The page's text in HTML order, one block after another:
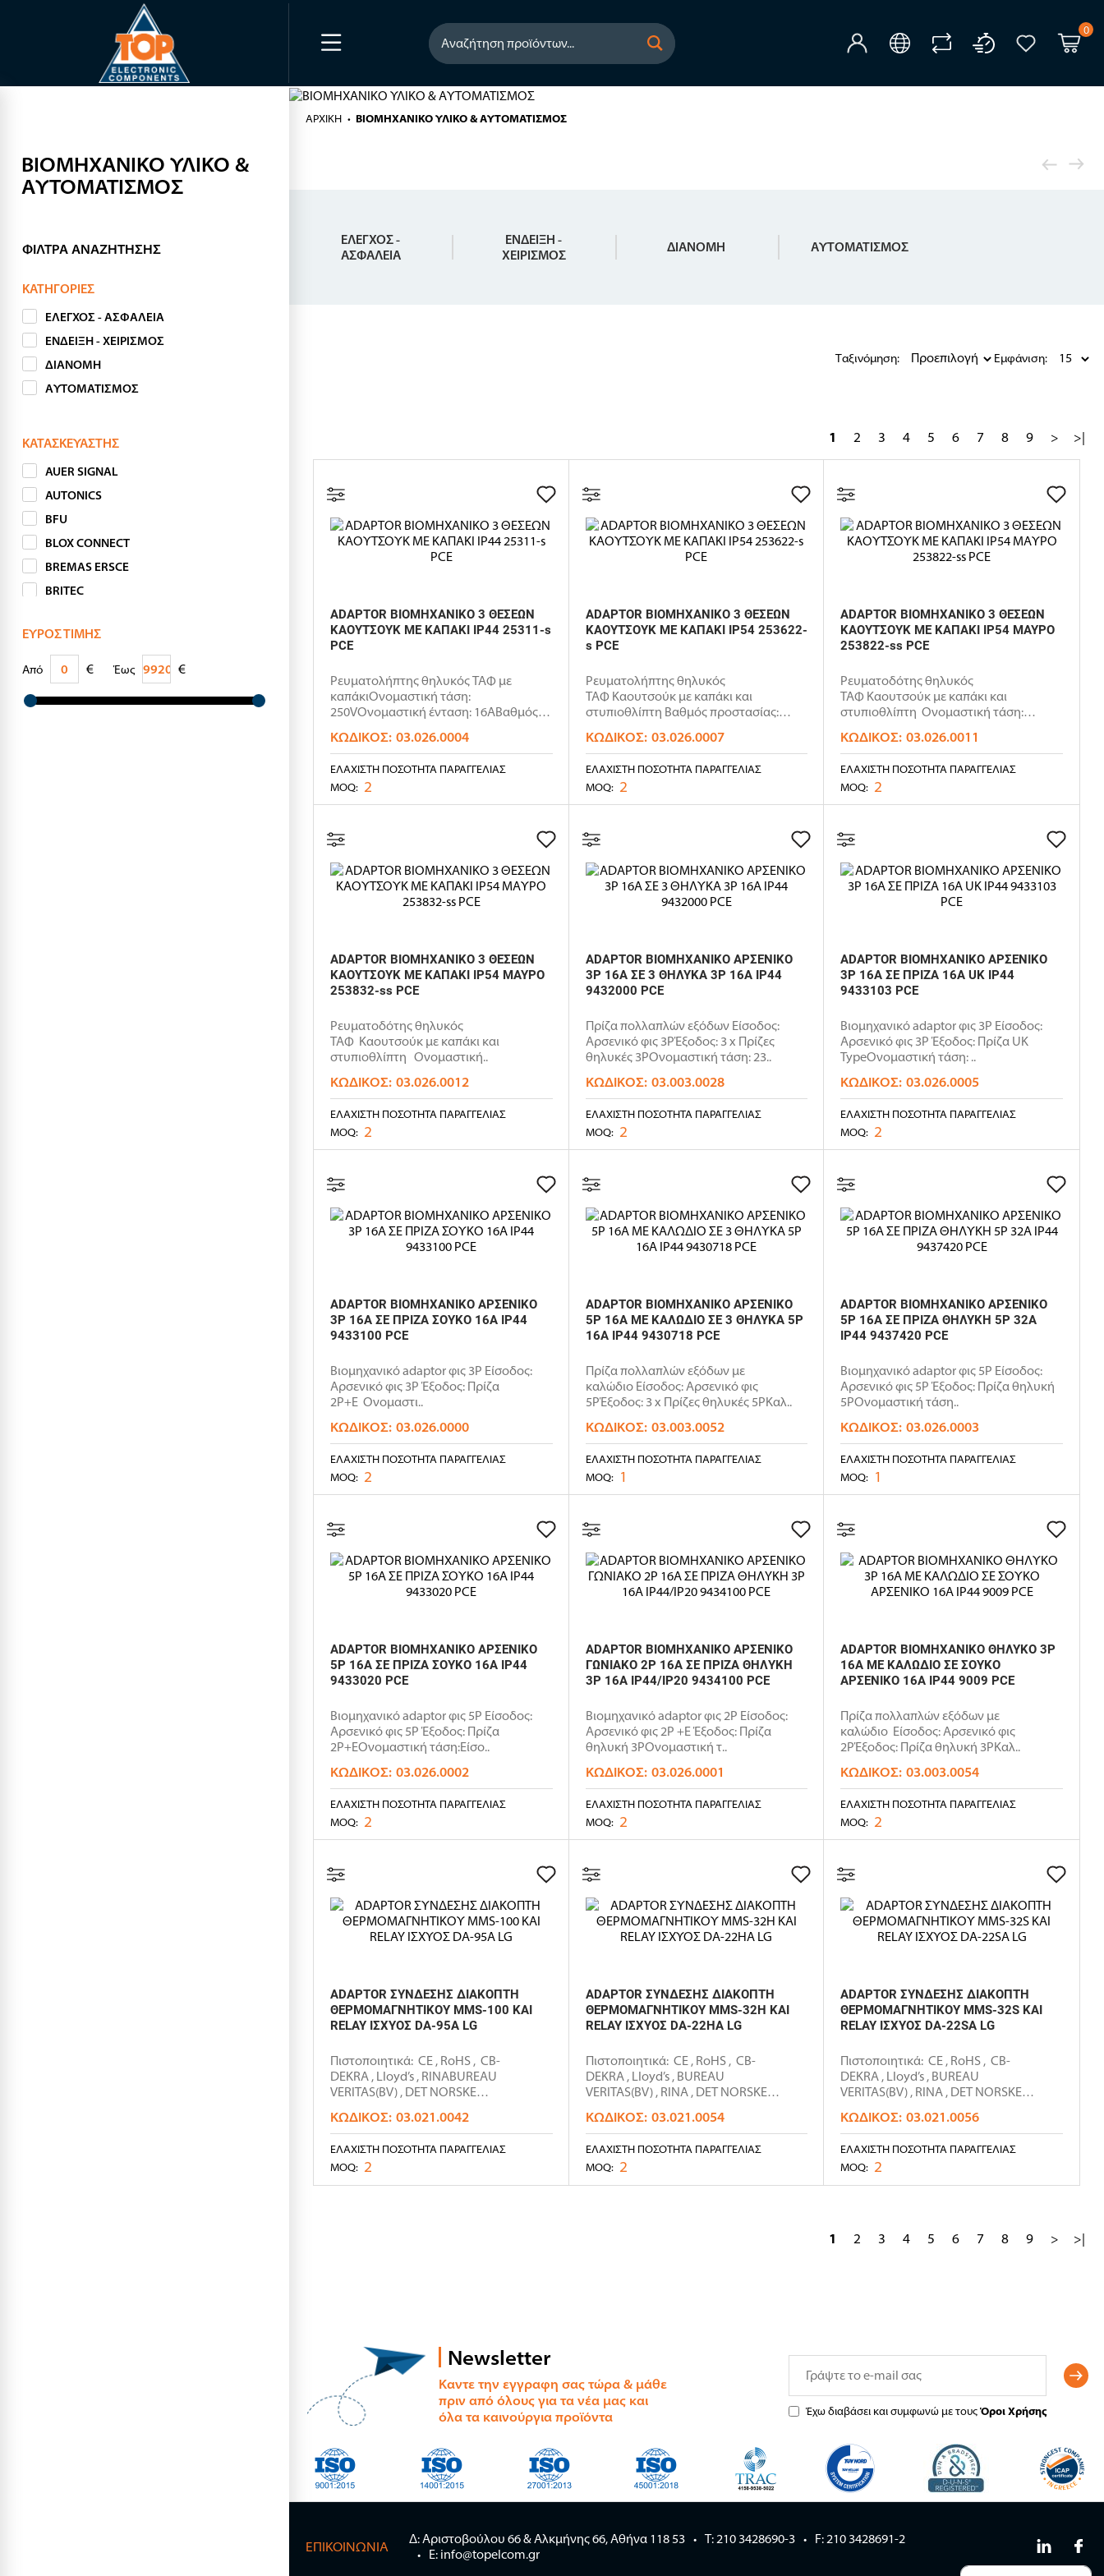
Αναζήτηση προϊόντων...
0
ΑΡΧΙΚΉ ΒΙΟΜΗΧΑΝΙΚΟ ΥΛΙΚΟ & ΑΥΤΟΜΑΤΙΣΜΟΣ
ΕΛΕΓΧΟΣ -
ΑΣΦΑΛΕΙΑ
ΕΝΔΕΙΞΗ -
ΧΕΙΡΙΣΜΟΣ
ΔΙΑΝΟΜΗ ΑΥΤΟΜΑΤΙΣΜΟΣ
ΒΙΟΜΗΧΑΝΙΚΟ ΥΛΙΚΟ &
ΑΥΤΟΜΑΤΙΣΜΟΣ
ΦΊΛΤΡΑ ΑΝΑΖΉΤΗΣΗΣ
ΚΑΤΗΓΟΡΊΕΣ
ΕΛΕΓΧΟΣ - ΑΣΦΑΛΕΙΑ
ΕΝΔΕΙΞΗ - ΧΕΙΡΙΣΜΟΣ
ΔΙΑΝΟΜΗ
ΑΥΤΟΜΑΤΙΣΜΟΣ
ΚΑΤΑΣΚΕΥΑΣΤΉΣ
AUER SIGNAL
AUTONICS
BFU
BLOX CONNECT
BREMAS ERSCE
BRITEC
CRYDOM
CYO
ECE
GEWISS
ΕΎΡΟΣ ΤΙΜΉΣ
Από € Έως €
Ταξινόμηση: Εμφάνιση:
1 2 3 4 5 6 7 8 9 > >|
ADAPTOR ΒΙΟΜΗΧΑΝΙΚΟ 3 ΘΕΣΕΩΝ
ΚΑΟΥΤΣΟΥΚ ΜΕ ΚΑΠΑΚΙ IP44 25311-s
PCE
Ρευματολήπτης θηλυκός ΤΑΦ με
καπάκιΟνομαστική τάση:
250VΟνομαστική ένταση: 16ΑΒαθμός
ΚΩΔΙΚΌΣ: 03.026.0004
ΕΛΆΧΙΣΤΗ ΠΟΣΌΤΗΤΑ ΠΑΡΑΓΓΕΛΊΑΣ
MOQ: 2
ADAPTOR ΒΙΟΜΗΧΑΝΙΚΟ 3 ΘΕΣΕΩΝ
ΚΑΟΥΤΣΟΥΚ ΜΕ ΚΑΠΑΚΙ IP54 253622-
s PCE
Ρευματολήπτης θηλυκός
ΤΑΦ Καουτσούκ με καπάκι και
στυπιοθλίπτη Βαθμός προστασίας:
ΚΩΔΙΚΌΣ: 03.026.0007
ΕΛΆΧΙΣΤΗ ΠΟΣΌΤΗΤΑ ΠΑΡΑΓΓΕΛΊΑΣ
MOQ: 2
ADAPTOR ΒΙΟΜΗΧΑΝΙΚΟ 3 ΘΕΣΕΩΝ
ΚΑΟΥΤΣΟΥΚ ΜΕ ΚΑΠΑΚΙ IP54 ΜΑΥΡΟ
253822-ss PCE
Ρευματοδότης θηλυκός
ΤΑΦ Καουτσούκ με καπάκι και
στυπιοθλίπτη Ονομαστική τάση:
ΚΩΔΙΚΌΣ: 03.026.0011
ΕΛΆΧΙΣΤΗ ΠΟΣΌΤΗΤΑ ΠΑΡΑΓΓΕΛΊΑΣ
MOQ: 2
ADAPTOR ΒΙΟΜΗΧΑΝΙΚΟ 3 ΘΕΣΕΩΝ
ΚΑΟΥΤΣΟΥΚ ΜΕ ΚΑΠΑΚΙ IP54 ΜΑΥΡΟ
253832-ss PCE
Ρευματοδότης θηλυκός
ΤΑΦ Καουτσούκ με καπάκι και
στυπιοθλίπτη Ονομαστική..
ΚΩΔΙΚΌΣ: 03.026.0012
ΕΛΆΧΙΣΤΗ ΠΟΣΌΤΗΤΑ ΠΑΡΑΓΓΕΛΊΑΣ
MOQ: 2
ADAPTOR ΒΙΟΜΗΧΑΝΙΚΟ ΑΡΣΕΝΙΚΟ
3P 16A ΣΕ 3 ΘΗΛΥΚΑ 3P 16A IP44
9432000 PCE
Πρίζα πολλαπλών εξόδων Είσοδος:
Αρσενικό φις 3PΈξοδος: 3 x Πρίζες
θηλυκές 3PΟνομαστική τάση: 23..
ΚΩΔΙΚΌΣ: 03.003.0028
ΕΛΆΧΙΣΤΗ ΠΟΣΌΤΗΤΑ ΠΑΡΑΓΓΕΛΊΑΣ
MOQ: 2
ADAPTOR ΒΙΟΜΗΧΑΝΙΚΟ ΑΡΣΕΝΙΚΟ
3P 16Α ΣΕ ΠΡΙΖΑ 16A UK IP44
9433103 PCE
Βιομηχανικό adaptor φις 3P Είσοδος:
Αρσενικό φις 3P Έξοδος: Πρίζα UK
TypeΟνομαστική τάση: ..
ΚΩΔΙΚΌΣ: 03.026.0005
ΕΛΆΧΙΣΤΗ ΠΟΣΌΤΗΤΑ ΠΑΡΑΓΓΕΛΊΑΣ
MOQ: 2
ADAPTOR ΒΙΟΜΗΧΑΝΙΚΟ ΑΡΣΕΝΙΚΟ
3P 16Α ΣΕ ΠΡΙΖΑ ΣΟΥΚΟ 16A IP44
9433100 PCE
Βιομηχανικό adaptor φις 3P Είσοδος:
Αρσενικό φις 3P Έξοδος: Πρίζα
2P+E Ονομαστι..
ΚΩΔΙΚΌΣ: 03.026.0000
ΕΛΆΧΙΣΤΗ ΠΟΣΌΤΗΤΑ ΠΑΡΑΓΓΕΛΊΑΣ
MOQ: 2
ADAPTOR ΒΙΟΜΗΧΑΝΙΚΟ ΑΡΣΕΝΙΚΟ
5P 16A ΜΕ ΚΑΛΩΔΙΟ ΣΕ 3 ΘΗΛΥΚΑ 5P
16A IP44 9430718 PCE
Πρίζα πολλαπλών εξόδων με
καλώδιο Είσοδος: Αρσενικό φις
5PΈξοδος: 3 x Πρίζες θηλυκές 5PΚαλ..
ΚΩΔΙΚΌΣ: 03.003.0052
ΕΛΆΧΙΣΤΗ ΠΟΣΌΤΗΤΑ ΠΑΡΑΓΓΕΛΊΑΣ
MOQ: 1
ADAPTOR ΒΙΟΜΗΧΑΝΙΚΟ ΑΡΣΕΝΙΚΟ
5P 16Α ΣΕ ΠΡΙΖΑ ΘΗΛΥΚΗ 5P 32Α
IP44 9437420 PCE
Βιομηχανικό adaptor φις 5P Είσοδος:
Αρσενικό φις 5P Έξοδος: Πρίζα θηλυκή
5PΟνομαστική τάση..
ΚΩΔΙΚΌΣ: 03.026.0003
ΕΛΆΧΙΣΤΗ ΠΟΣΌΤΗΤΑ ΠΑΡΑΓΓΕΛΊΑΣ
MOQ: 1
ADAPTOR ΒΙΟΜΗΧΑΝΙΚΟ ΑΡΣΕΝΙΚΟ
5P 16Α ΣΕ ΠΡΙΖΑ ΣΟΥΚΟ 16A IP44
9433020 PCE
Βιομηχανικό adaptor φις 5P Είσοδος:
Αρσενικό φις 5P Έξοδος: Πρίζα
2P+EΟνομαστική τάση:Είσο..
ΚΩΔΙΚΌΣ: 03.026.0002
ΕΛΆΧΙΣΤΗ ΠΟΣΌΤΗΤΑ ΠΑΡΑΓΓΕΛΊΑΣ
MOQ: 2
ADAPTOR ΒΙΟΜΗΧΑΝΙΚΟ ΑΡΣΕΝΙΚΟ
ΓΩΝΙΑΚΟ 2P 16A ΣΕ ΠΡΙΖΑ ΘΗΛYKΗ
3P 16A IP44/IP20 9434100 PCE
Βιομηχανικό adaptor φις 2P Είσοδος:
Αρσενικό φις 2P +E Έξοδος: Πρίζα
θηλυκή 3PΟνομαστική τ..
ΚΩΔΙΚΌΣ: 03.026.0001
ΕΛΆΧΙΣΤΗ ΠΟΣΌΤΗΤΑ ΠΑΡΑΓΓΕΛΊΑΣ
MOQ: 2
ADAPTOR ΒΙΟΜΗΧΑΝΙΚΟ ΘΗΛΥΚΟ 3P
16A ΜΕ ΚΑΛΩΔΙΟ ΣΕ ΣΟΥΚΟ
ΑΡΣΕΝΙΚΟ 16A IP44 9009 PCE
Πρίζα πολλαπλών εξόδων με
καλώδιο Είσοδος: Αρσενικό φις
2PΈξοδος: Πρίζα θηλυκή 3PΚαλ..
ΚΩΔΙΚΌΣ: 03.003.0054
ΕΛΆΧΙΣΤΗ ΠΟΣΌΤΗΤΑ ΠΑΡΑΓΓΕΛΊΑΣ
MOQ: 2
ADAPTOR ΣΥΝΔΕΣΗΣ ΔΙΑΚΟΠΤΗ
ΘΕΡΜΟΜΑΓΝΗΤΙΚΟΥ MMS-100 ΚΑΙ
RELAY ΙΣΧΥΟΣ DA-95A LG
Πιστοποιητικά: CE , RoHS , CB-
DEKRA , LIoyd’s , RINABUREAU
VERITAS(BV) , DET NORSKE
ΚΩΔΙΚΌΣ: 03.021.0042
ΕΛΆΧΙΣΤΗ ΠΟΣΌΤΗΤΑ ΠΑΡΑΓΓΕΛΊΑΣ
MOQ: 2
ADAPTOR ΣΥΝΔΕΣΗΣ ΔΙΑΚΟΠΤΗ
ΘΕΡΜΟΜΑΓΝΗΤΙΚΟΥ MMS-32H ΚΑΙ
RELAY ΙΣΧΥΟΣ DA-22HA LG
Πιστοποιητικά: CE , RoHS , CB-
DEKRA , LIoyd’s , BUREAU
VERITAS(BV) , RINA , DET NORSKE
ΚΩΔΙΚΌΣ: 03.021.0054
ΕΛΆΧΙΣΤΗ ΠΟΣΌΤΗΤΑ ΠΑΡΑΓΓΕΛΊΑΣ
MOQ: 2
ADAPTOR ΣΥΝΔΕΣΗΣ ΔΙΑΚΟΠΤΗ
ΘΕΡΜΟΜΑΓΝΗΤΙΚΟΥ MMS-32S ΚΑΙ
RELAY ΙΣΧΥΟΣ DA-22SA LG
Πιστοποιητικά: CE , RoHS , CB-
DEKRA , LIoyd’s , BUREAU
VERITAS(BV) , RINA , DET NORSKE
ΚΩΔΙΚΌΣ: 03.021.0056
ΕΛΆΧΙΣΤΗ ΠΟΣΌΤΗΤΑ ΠΑΡΑΓΓΕΛΊΑΣ
MOQ: 2
1 2 3 4 5 6 7 8 9 > >|
Newsletter
Καντε την εγγραφη σας τώρα & μάθε
πριν από όλους για τα νέα μας και
όλα τα καινούργια προϊόντα
Έχω διαβάσει και συμφωνώ με τουςΌροι Χρήσης
ΕΠΙΚΟΙΝΩΝΊΑ Δ: Αριστοβούλου 66 & Αλκμήνης 66, Αθήνα 118 53 Τ: 210 3428690-3
F: 210 3428691-2
E: info@topelcom.gr